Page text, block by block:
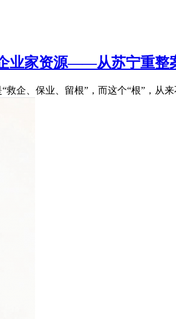
业家资源——从苏宁重整
企、保业、留根”，而这个“根”，从